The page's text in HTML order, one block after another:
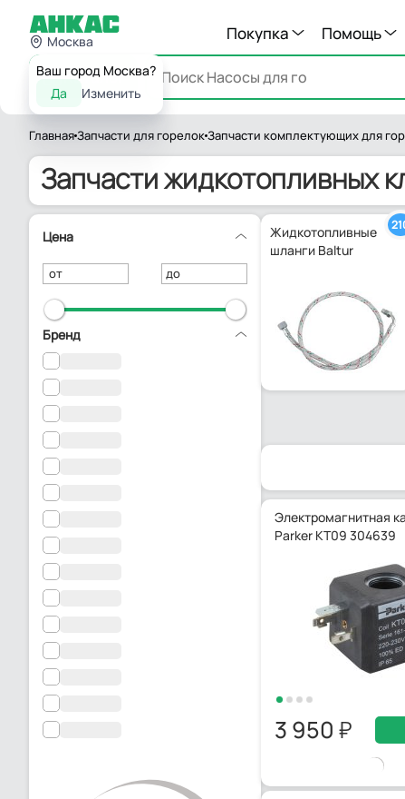
Москва
Ваш город Москва?
Да
Изменить
Покупка Помощь
Каталог
ГлавнаяЗапчасти для горелокЗапчасти комплектующих для
Запчасти жидкотопливных
Цена
от до
Бренд
Жидкотопливные
шланги Baltur
Электромагнитная
Parker KT09 304639
3 950